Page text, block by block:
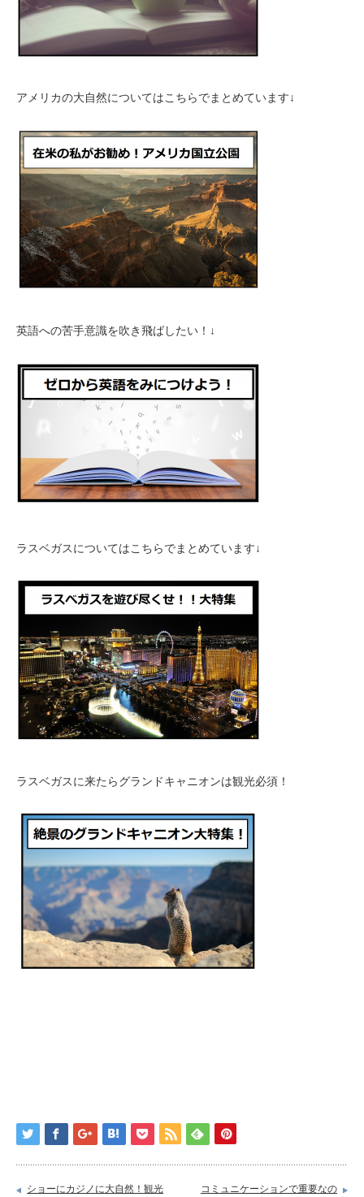
アメリカの大自然についてはこちらでまとめています↓
英語への苦手意識を吹き飛ばしたい！↓
ラスベガスについてはこちらでまとめています↓
ラスベガスに来たらグランドキャニオンは観光必須！
ショーにカジノに大自然！観光
コミュニケーションで重要なの